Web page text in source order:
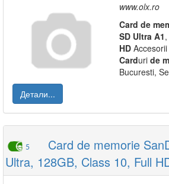
www.olx.ro
Card de
SD Ultra A1,
HD
Carduri de
Bucuresti,
Детали...
5
Card de memorie
Ultra, 128GB, Class 10, Full